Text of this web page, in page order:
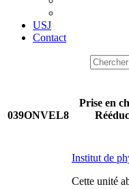
USJ
Contact
039ONVEL8
Prise en
Institut de
Cette unité